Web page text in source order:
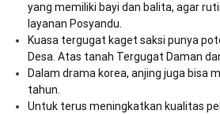
yang memiliki bayi dan balita, agar
layanan Posyandu.
Kuasa tergugat kaget saksi punya
Desa. Atas tanah Tergugat Daman
Dalam drama korea, anjing juga bisa
tahun.
Untuk terus meningkatkan kualitas